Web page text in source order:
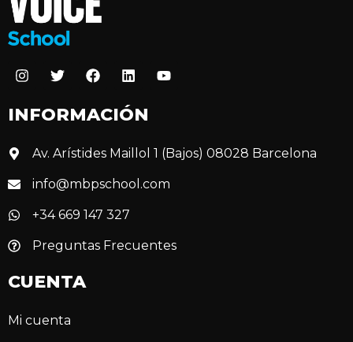
INFORMACIÓN
Av. Arístides Maillol 1 (Bajos) 08028 Barcelona
info@mbpschool.com
+34 669 147 327
Preguntas Frecuentes
CUENTA
Mi cuenta